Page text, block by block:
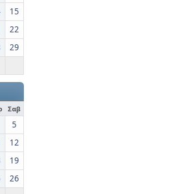
15
22
29
Σαβ
5
12
19
26